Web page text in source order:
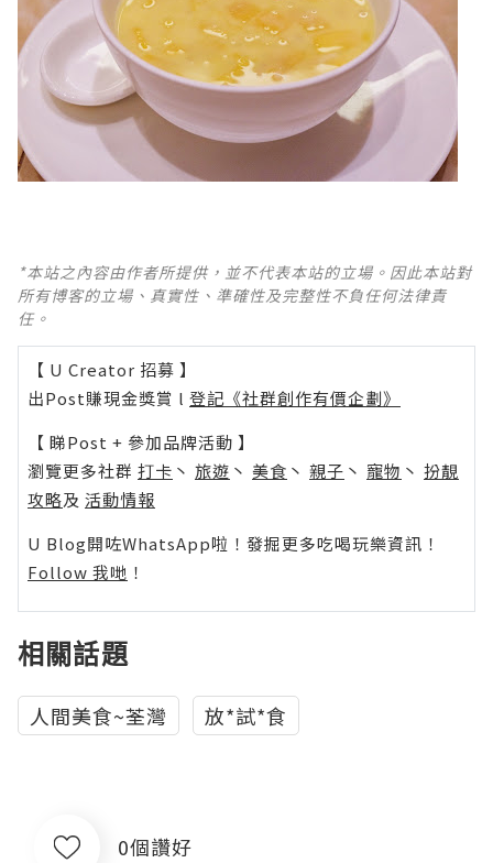
*本站之內容由作者所提供，並不代表本站的立場。因此本站對
所有博客的立場、真實性、準確性及完整性不負任何法律責
任。
【 U Creator 招募 】
出Post賺現金獎賞 l 登記《社群創作有價企劃》
【 睇Post + 參加品牌活動 】
瀏覽更多社群 打卡 丶 旅遊 丶 美食 丶 親子 丶 寵物 丶 扮靚
攻略及 活動情報
U Blog開咗WhatsApp啦！發掘更多吃喝玩樂資訊！
Follow 我哋 ！
相關話題
人間美食~荃灣 放*試*食
0個讚好